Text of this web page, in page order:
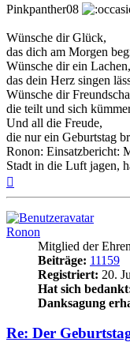
Pinkpanther08
Wünsche dir Glück,
das dich am Morgen
Wünsche dir ein Lachen,
das dein Herz singen
Wünsche dir
die teilt und sich
Und all die Freude,
die nur ein Geburtstag
Ronon: Einsatzbericht:
Stadt in die Luft jagen,
Ronon
Mitglied der
Beiträge: 11159
Registriert: 20.
Hat sich
Danksagung
Re: Der